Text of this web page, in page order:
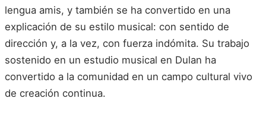
lengua amis, y también se ha convertido en una
explicación de su estilo musical: con sentido de
dirección y, a la vez, con fuerza indómita. Su trabajo
sostenido en un estudio musical en Dulan ha
convertido a la comunidad en un campo cultural vivo
de creación continua.